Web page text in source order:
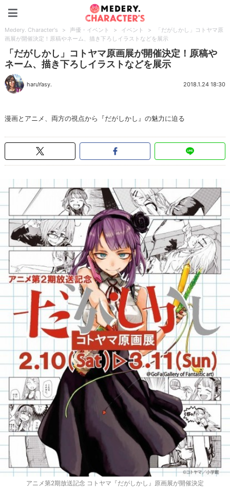
Medery. Character's > 声優・イベント > イベント >
「だがしかし」コトヤマ原
画展が開催決定！原稿やネーム、描き下ろしイラストなどを展示
「だがしかし」コトヤマ原画展が開催決定！原稿や
ネーム、描き下ろしイラストなどを展示
haruYasy. 2018.1.24 18:30
漫画とアニメ、両方の視点から『だがしかし』の魅力に迫る
アニメ第2期放送記念 コトヤマ『だがしかし』原画展が開催決定